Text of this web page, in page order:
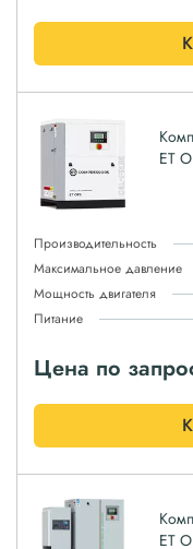
ET
Производительность
Максимальное давление
Мощность двигателя
Питание
Цена по
ET